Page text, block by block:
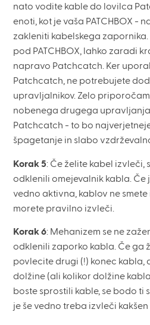
nato vodite kable do lovilca
enoti, kot je vaša PATCHBOX -
zakleniti kabelskega
pod PATCHBOX, lahko zaradi
napravo Patchcatch. Ker
Patchcatch, ne potrebujete
upravljalnikov. Zelo
nobenega drugega
Patchcatch - to bo
špagetanje in slabo
Korak 5: Če želite kabel izvleči,
odklenili omejevalnik kabla. Če
vedno aktivna, kablov ne
morete pravilno izvleči.
Korak 6: Mehanizem se ne
odklenili zaporko kabla. Če ga
povlecite drugi (!) konec kabla,
dolžine (ali kolikor dolžine
boste sprostili kable, se bodo ti
je še vedno treba izvleči